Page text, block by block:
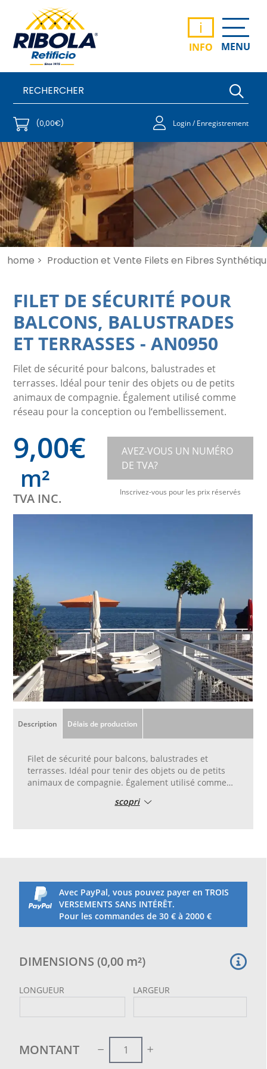
i
INFO MENU
(0,00€) Login / Enregistrement
home > Production et Vente Filets en Fibres
FILET DE SÉCURITÉ POUR
BALCONS, BALUSTRADES
ET TERRASSES -AN0950
Filet de sécurité pour balcons, balustrades et
terrasses. Idéal pour tenir des objets ou de petits
animaux de compagnie. Également utilisé comme
réseau pour la conception ou l‘embellissement.
9,00€
m²
TVA INC.
AVEZ-VOUS UN NUMÉRO
DE TVA?
Inscrivez-vous pour les prix réservés
Description Délais de production
Filet de sécurité pour balcons, balustrades et
terrasses. Idéal pour tenir des objets ou de petits
animaux de compagnie. Également utilisé comme
Tissu en nylon à haute ténacité avec tissage
blanche.
scopri
Avec PayPal, vous pouvez payer en TROIS
VERSEMENTS SANS INTÉRÊT.
Pour les commandes de 30 € à 2000 €
DIMENSIONS (0,00 m²)
LONGUEUR LARGEUR
MONTANT